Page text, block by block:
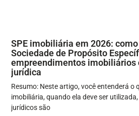
SPE imobiliária em 2026:
Sociedade de Propósito
empreendimentos imobiliários
jurídica
Resumo: Neste artigo, você entenderá o
imobiliária, quando ela deve ser
jurídicos são